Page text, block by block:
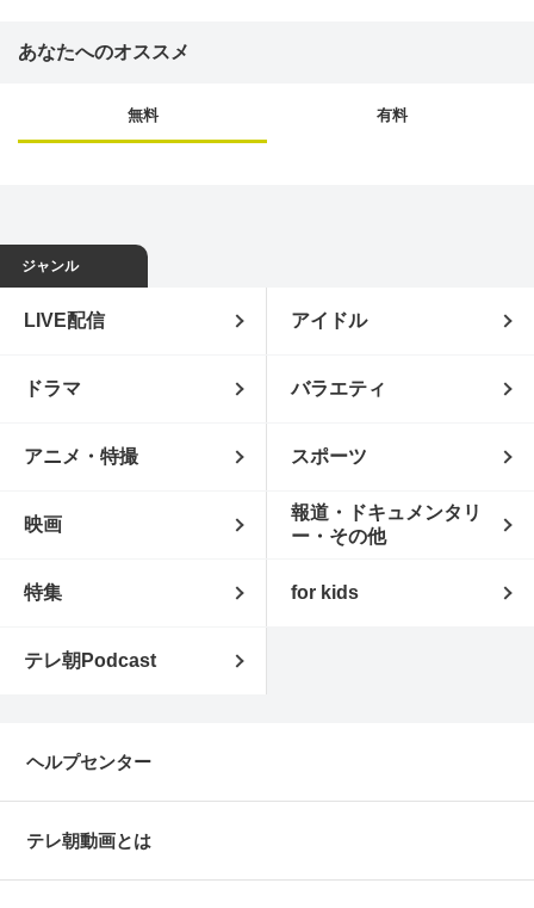
うこともあるそうで…女手一つで育ててくれた母
あなたへのオススメ
無料 有料
ジャンル
LIVE配信 アイドル
ドラマ バラエティ
アニメ・特撮 スポーツ
映画
報道・ドキュメンタリ
ー・その他
特集 for kids
テレ朝Podcast
ヘルプセンター
テレ朝動画とは